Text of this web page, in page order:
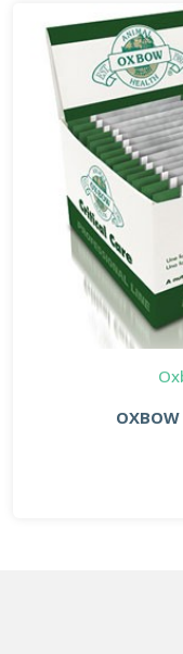
OXBOW